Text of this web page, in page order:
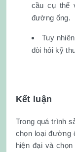
cầu cụ thể
đường ống.
Tuy
đòi hỏi kỹ
Kết luận
Trong quá trình
chọn loại đường
hiện đại và